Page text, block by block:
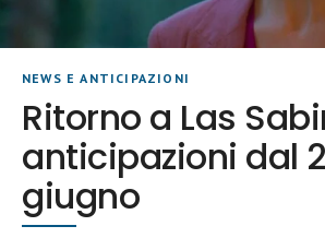
NEWS E ANTICIPAZIONI
Ritorno a Las
anticipazioni dal
giugno